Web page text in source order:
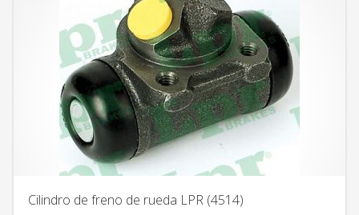
Cilindro de freno de rueda LPR (4514)